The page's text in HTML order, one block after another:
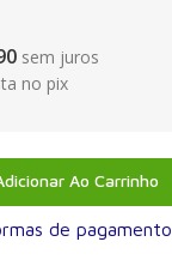
sem juros
no pix
Ao Carrinho
de pagamento